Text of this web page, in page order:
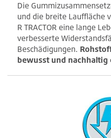
Die
und die breite Lauffläche
R TRACTOR eine lange
verbesserte
Beschädigungen.
bewusst und nachhaltig